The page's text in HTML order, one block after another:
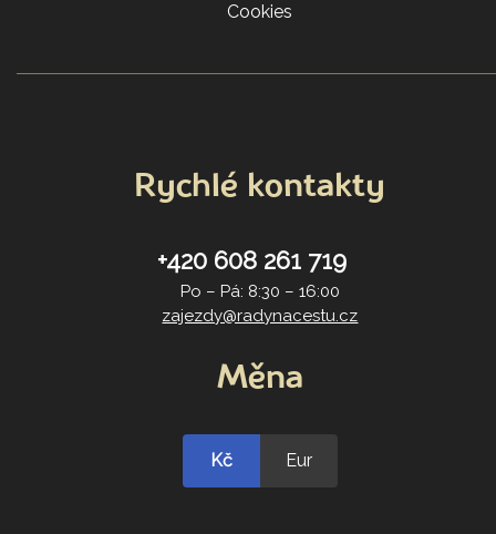
Cookies
Rychlé kontakty
+420 608 261 719
Po – Pá: 8:30 – 16:00
zajezdy@radynacestu.cz
Měna
Kč Eur